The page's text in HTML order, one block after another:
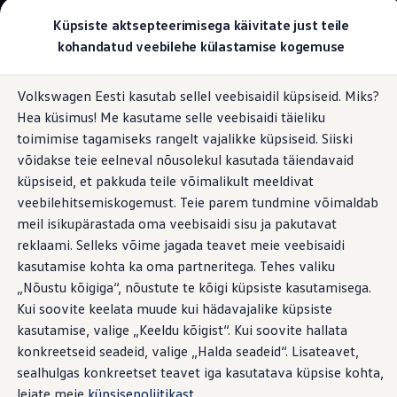
Küpsiste aktsepteerimisega käivitate just teile
kohandatud veebilehe külastamise kogemuse
Volkswagen Eesti kasutab sellel veebisaidil küpsiseid. Miks?
Hea küsimus! Me kasutame selle veebisaidi täieliku
toimimise tagamiseks rangelt vajalikke küpsiseid. Siiski
võidakse teie eelneval nõusolekul kasutada täiendavaid
küpsiseid, et pakkuda teile võimalikult meeldivat
veebilehitsemiskogemust. Teie parem tundmine võimaldab
meil isikupärastada oma veebisaidi sisu ja pakutavat
reklaami. Selleks võime jagada teavet meie veebisaidi
kasutamise kohta ka oma partneritega. Tehes valiku
„Nõustu kõigiga“, nõustute te kõigi küpsiste kasutamisega.
Kui soovite keelata muude kui hädavajalike küpsiste
kasutamise, valige „Keeldu kõigist“. Kui soovite hallata
konkreetseid seadeid, valige „Halda seadeid“. Lisateavet,
sealhulgas konkreetset teavet iga kasutatava küpsise kohta,
leiate meie küpsisepoliitikast.
põhisisu
juurde
jaluse
juurde
Valige oma Volkswagen
Mudelid ja konfiguraator
Uus ID. Cross
Konfigureeri
Volkswageni tarbesõidukid. Igaks ülesandeks valmis
Volkswagen laoautode e-pood
Pakkumised ja teenused
Juubelipakkumine
Autovahetus
Garantii
Volkswagen laoautode e-pood
Tasuta registreerimistasu sinu uuele Volkswagenile!
Tiguani pistikhübriid
Elektriautod ja hübriidautod
Golf eHybrid
Tiguan eHybrid
Passat eHybrid
Tayron eHybrid
Touareg eHybrid
Ära iial ütle iial
ID. teadmised
i-SIZE Kidfix lastele vanuses 3,5 kuni 12
aastat / kasvule 100–150 cm, standardi
R129 kohaselt